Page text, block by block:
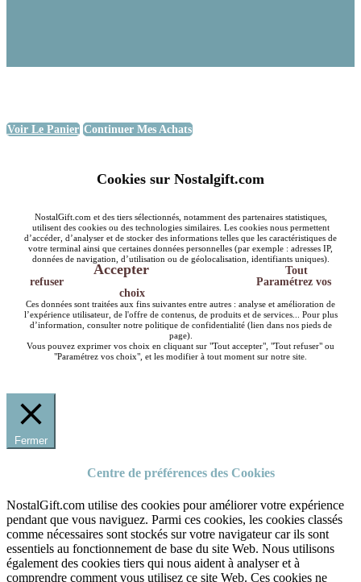
Voir Le Panier Continuer Mes Achats
Cookies sur Nostalgift.com
NostalGift.com et des tiers sélectionnés, notamment des partenaires statistiques,
utilisent des cookies ou des technologies similaires. Les cookies nous permettent
d’accéder, d’analyser et de stocker des informations telles que les caractéristiques de
votre terminal ainsi que certaines données personnelles (par exemple : adresses IP,
données de navigation, d’utilisation ou de géolocalisation, identifiants uniques).
Accepter
Tout
refuser
Paramétrez vos
choix
Ces données sont traitées aux fins suivantes entre autres : analyse et amélioration de
l’expérience utilisateur, de l'offre de contenus, de produits et de services... Pour plus
d’information, consulter notre politique de confidentialité (lien dans nos pieds de
page).
Vous pouvez exprimer vos choix en cliquant sur "Tout accepter", "Tout refuser" ou
"Paramétrez vos choix", et les modifier à tout moment sur notre site.
Fermer
Centre de préférences des Cookies
NostalGift.com utilise des cookies pour améliorer votre expérience
pendant que vous naviguez. Parmi ces cookies, les cookies classés
comme nécessaires sont stockés sur votre navigateur car ils sont
essentiels au fonctionnement de base du site Web. Nous utilisons
également des cookies tiers qui nous aident à analyser et à
comprendre comment vous utilisez ce site Web. Ces cookies ne